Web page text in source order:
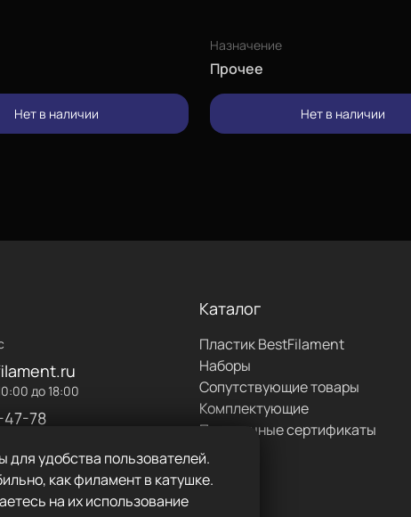
использовать
Нет в наличии
Назначение
Прочее
Нет в наличии
до 18:00
78
Каталог
Пластик BestFilament
Наборы
Сопутствующие товары
Комплектующие
Подарочные сертификаты
для удобства пользователей.
как филамент в катушке.
на их использование